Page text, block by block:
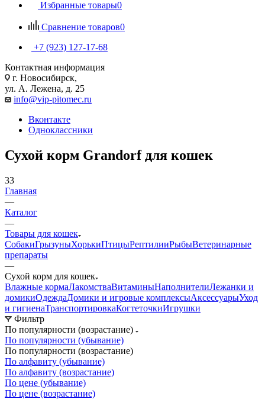
Избранные товары0
Сравнение товаров0
+7 (923) 127-17-68
Контактная информация
г. Новосибирск,
ул. А. Лежена, д. 25
info@vip-pitomec.ru
Вконтакте
Одноклассники
Сухой корм Grandorf для кошек
33
Главная
—
Каталог
—
Товары для кошек
СобакиГрызуныХорькиПтицыРептилииРыбыВетеринарные
препараты
—
Сухой корм для кошек
Влажные кормаЛакомстваВитаминыНаполнителиЛежанки и
домикиОдеждаДомики и игровые комплексыАксессуарыУход
и гигиенаТранспортировкаКогтеточкиИгрушки
Фильтр
По популярности (возрастание)
По популярности (убывание)
По популярности (возрастание)
По алфавиту (убывание)
По алфавиту (возрастание)
По цене (убывание)
По цене (возрастание)